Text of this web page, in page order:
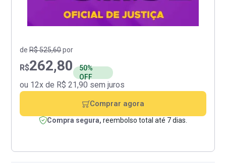
deR$ 525,60por
R$262,80
50%
OFF
ou 12x de R$ 21,90 sem juros
Comprar agora
Compra segura, reembolso total até 7 dias.